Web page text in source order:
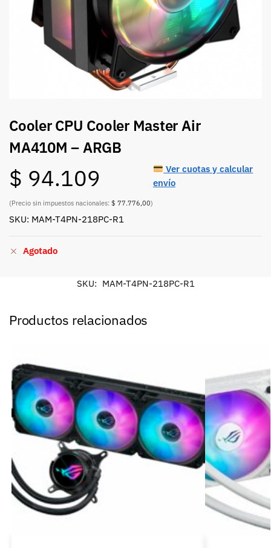
Cooler CPU Cooler Master Air
MA410M – ARGB
$ 94.109
(Precio sin impuestos nacionales: $ 77.776,00)
Ver cuotas y calcular
envío
SKU: MAM-T4PN-218PC-R1
Agotado
SKU: MAM-T4PN-218PC-R1
Productos relacionados